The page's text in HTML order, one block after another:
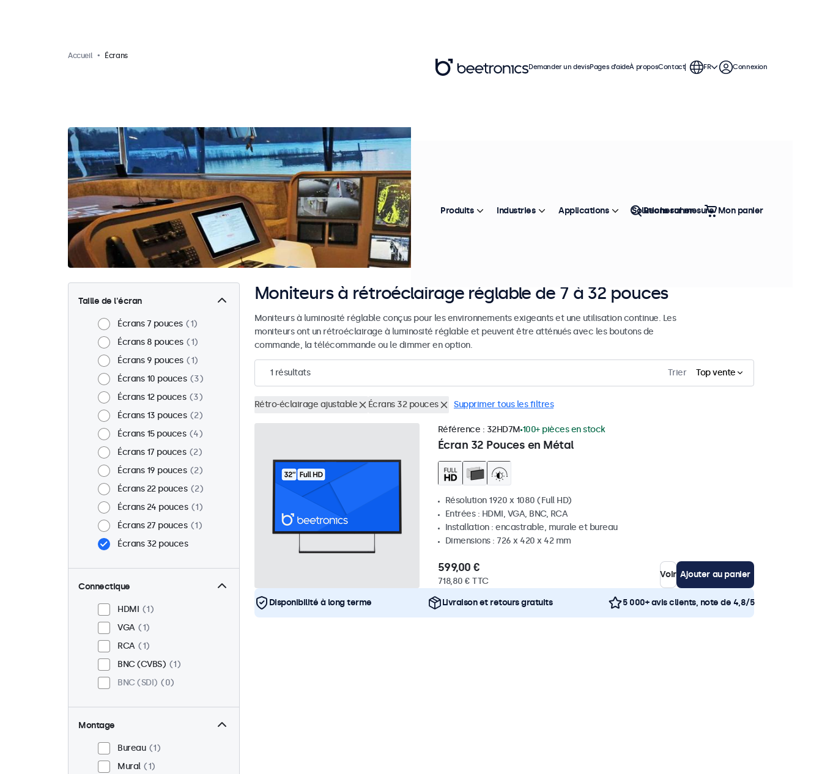
Accueil Écrans
Taille de l'écran
Écrans 7 pouces
1
Écrans 8 pouces
1
Écrans 9 pouces
1
Écrans 10 pouces
3
Écrans 12 pouces
3
Écrans 13 pouces
2
Écrans 15 pouces
4
Écrans 17 pouces
2
Écrans 19 pouces
2
Écrans 22 pouces
2
Écrans 24 pouces
1
Écrans 27 pouces
1
Écrans 32 pouces
Connectique
HDMI
1
VGA
1
RCA
1
BNC (CVBS)
1
BNC (SDI)
0
Montage
Bureau
1
Mural
1
Moniteurs à rétroéclairage réglable de 7 à 32 pouces
Moniteurs à luminosité réglable conçus pour les environnements exigeants et une utilisation continue. Les
moniteurs ont un rétroéclairage à luminosité réglable et peuvent être atténués avec les boutons de
commande, la télécommande ou le dimmer en option.
1 résultats Trier Top vente
Rétro-éclairage ajustable Écrans 32 pouces Supprimer tous les filtres
Écran 32 Pouces en Métal
Référence : 32HD7M 100+ pièces en stock
Résolution 1920 x 1080 (Full HD)
Entrées : HDMI, VGA, BNC, RCA
Installation : encastrable, murale et bureau
Dimensions : 726 x 420 x 42 mm
599,00 €
718,80 € TTC
Voir Ajouter au panier
Disponibilité à long terme Livraison et retours gratuits 5 000+ avis clients, note de 4,8/5
Demander un devisPages d’aideÀ proposContact FR Connexion
Produits Industries Applications Solutions sur mesure
Rechercher Mon panier